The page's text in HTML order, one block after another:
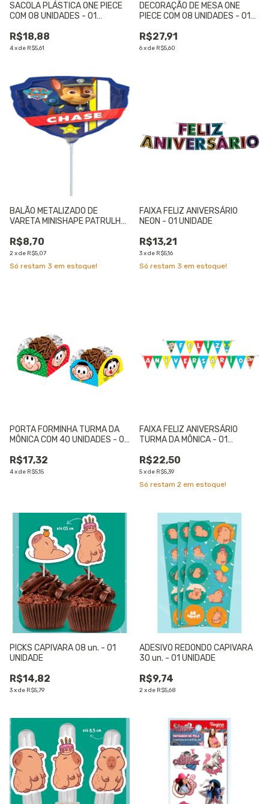
SACOLA PLÁSTICA ONE PIECE
COM 08 UNIDADES - 01
R$18,88
4xde R$5,61
DECORAÇÃO DE MESA ONE
PIECE COM 08 UNIDADES - 01
R$27,91
6xde R$5,60
BALÃO METALIZADO DE
VARETA MINISHAPE PATRULHA
(APROX23CM) - 01 UNIDADE
R$8,70
2xde R$5,07
Só restam 3 em estoque!
FAIXA FELIZ ANIVERSÁRIO
NEON - 01 UNIDADE
R$13,21
3xde R$5,16
Só restam 3 em estoque!
PORTA FORMINHA TURMA DA
MÔNICA COM 40 UNIDADES - 01
R$17,32
4xde R$5,15
FAIXA FELIZ ANIVERSÁRIO
TURMA DA MÔNICA - 01
R$22,50
5xde R$5,39
Só restam 2 em estoque!
PICKS CAPIVARA 08 un. - 01
UNIDADE
R$14,82
3xde R$5,79
ADESIVO REDONDO CAPIVARA
30 un. - 01 UNIDADE
R$9,74
2xde R$5,68